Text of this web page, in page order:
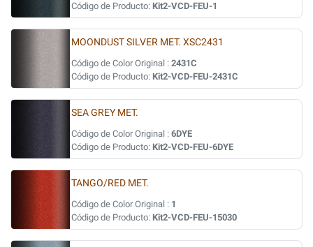
Código de Producto: Kit2-VCD-FEU-1
MOONDUST SILVER MET. XSC2431
Código de Color Original : 2431C
Código de Producto: Kit2-VCD-FEU-2431C
SEA GREY MET.
Código de Color Original : 6DYE
Código de Producto: Kit2-VCD-FEU-6DYE
TANGO/RED MET.
Código de Color Original : 1
Código de Producto: Kit2-VCD-FEU-15030